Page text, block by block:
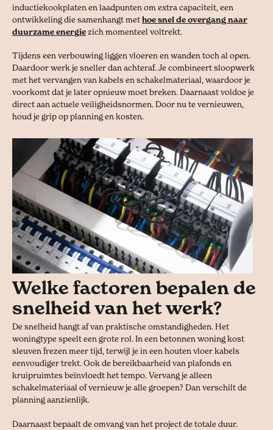
inductiekookplaten en laadpunten om extra capaciteit, een
ontwikkeling die samenhangt methoe snel de overgang naar
duurzame energiezich momenteel voltrekt.
Tijdens een verbouwing liggen vloeren en wanden toch al open.
Daardoor werk je sneller dan achteraf. Je combineert sloopwerk
met het vervangen van kabels en schakelmateriaal, waardoor je
voorkomt dat je later opnieuw moet breken. Daarnaast voldoe je
direct aan actuele veiligheidsnormen. Door nu te vernieuwen,
houd je grip op planning en kosten.
Welke factoren bepalen de
snelheid van het werk?
De snelheid hangt af van praktische omstandigheden. Het
woningtype speelt een grote rol. In een betonnen woning kost
sleuven frezen meer tijd, terwijl je in een houten vloer kabels
eenvoudiger trekt. Ook de bereikbaarheid van plafonds en
kruipruimtes beïnvloedt het tempo. Vervang je alleen
schakelmateriaal of vernieuw je alle groepen? Dan verschilt de
planning aanzienlijk.
Daarnaast bepaalt de omvang van het project de totale duur.